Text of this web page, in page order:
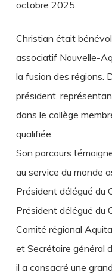
octobre 2025.
Christian était
associatif Nouvelle-
la fusion des régions.
président,
dans le collège
qualifiée.
Son parcours
au service du monde
Président délégué du
Président délégué du
Comité régional
et Secrétaire général
il a consacré une